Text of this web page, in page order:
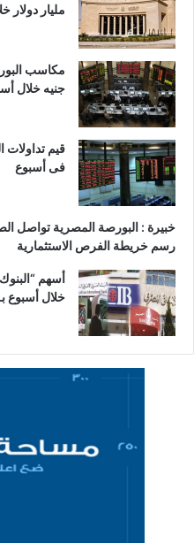
مليار دولار
جنيه خلال
فى أسبوع
خبيرة : البورصة المصرية تواصل
رسم خريطة الفرص الاستثمارية
أسهم
خلال أسبوع بـ 3.3 مليار